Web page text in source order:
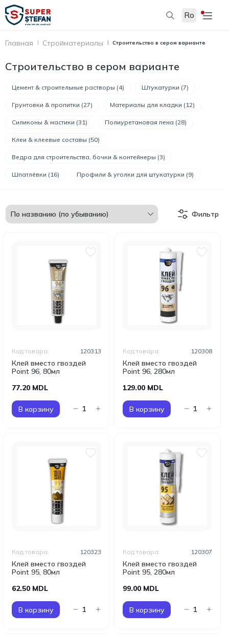
Ro
Главная Стройматериалы Строительство в сером варианте
Строительство в сером варианте
Цемент & строительные растворы (4) Штукатурки (7)
Грунтовки & пропитки (27) Материалы для кладки (12)
Силиконы & мастики (31) Полиуретановая пена (28)
Клеи & клеевые составы (50)
Ведра для строительства, бочки & контейнеры (3)
Шпатлёвки (16) Профили & уголки для штукатурки (9)
Фильтр
Клей вместо гвоздей
Point 96, 80мл
Код товара: 120313
77.20 MDL
В корзину
Клей вместо гвоздей
Point 96, 280мл
Код товара: 120308
129.00 MDL
В корзину
Клей вместо гвоздей
Point 95, 80мл
Код товара: 120323
62.50 MDL
В корзину
Клей вместо гвоздей
Point 95, 280мл
Код товара: 120307
99.00 MDL
В корзину